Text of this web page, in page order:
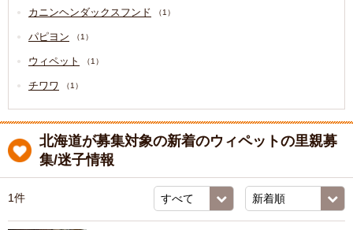
カニンヘンダックスフンド （1）
パピヨン （1）
ウィペット （1）
チワワ （1）
北海道が募集対象の新着のウィペットの里親募
集/迷子情報
1件